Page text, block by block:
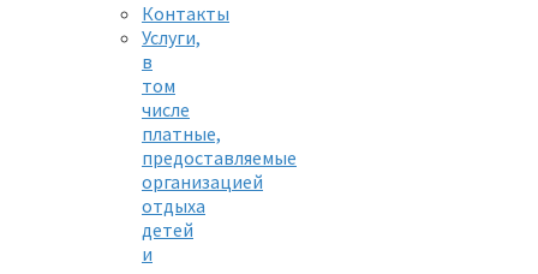
Контакты
Услуги,
в
том
числе
платные,
предоставляемые
организацией
отдыха
детей
и